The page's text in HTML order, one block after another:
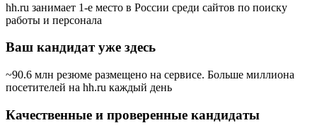
hh.ru занимает 1-е место в России среди сайтов по поиску
работы и персонала
Ваш кандидат уже здесь
~90.6 млн резюме размещено на сервисе. Больше миллиона
посетителей на hh.ru каждый день
Качественные и проверенные кандидаты